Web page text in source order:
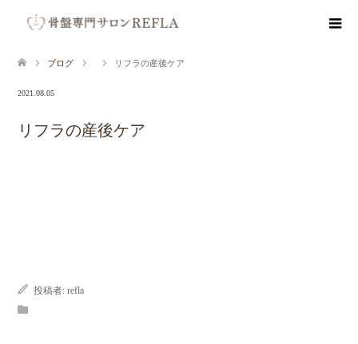
ブログ リフラの産後ケア
2021.08.05
リフラの産後ケア
投稿者: refla